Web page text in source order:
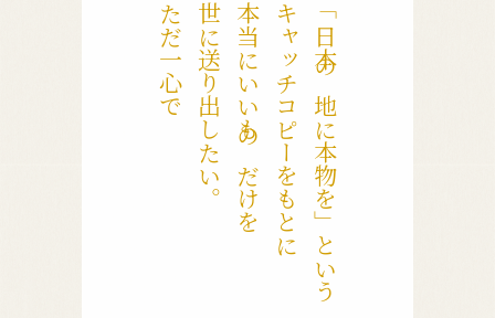
「日本の地に本物を」という
キャッチコピーをもとに
本当にいいものだけを
世に送り出したい。
ただ一心で